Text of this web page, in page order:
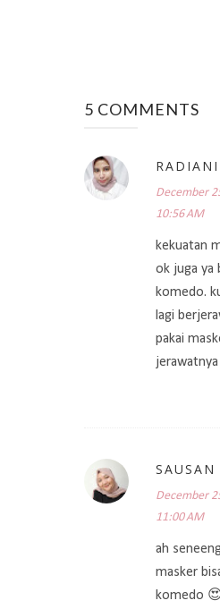
5 COMMENTS
RADIANI
December
10:56 AM
kekuatan
ok juga ya
komedo.
lagi
pakai
SAUSAN
December
11:00 AM
ah
masker
komedo